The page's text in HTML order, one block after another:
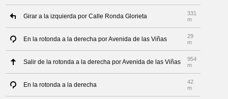
Girar a la izquierda por Calle Ronda Glorieta
331
m
En la rotonda a la derecha por Avenida de las Viñas
29
m
Salir de la rotonda a la derecha por Avenida de las Viñas
954
m
En la rotonda a la derecha
42
m